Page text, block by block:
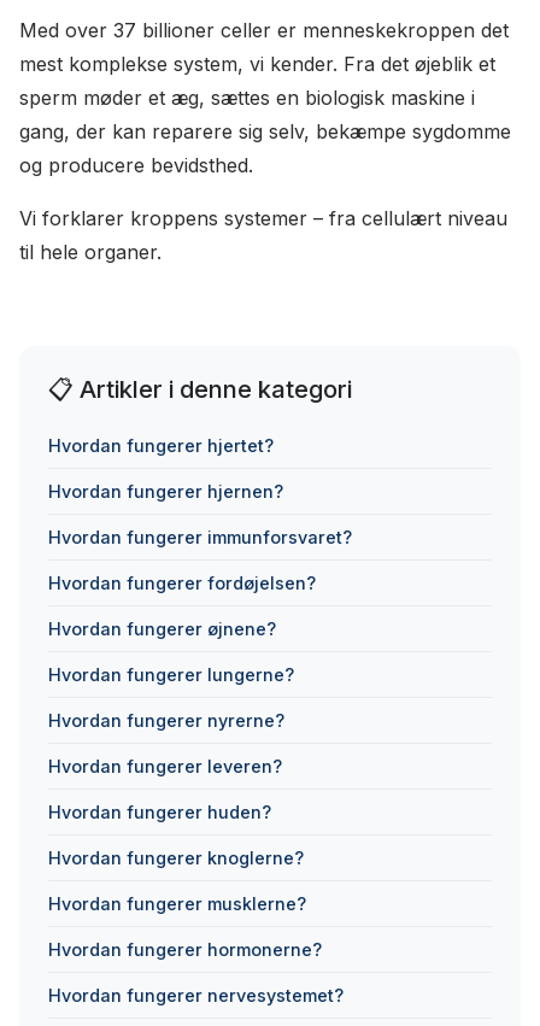
Med over 37 billioner celler er menneskekroppen det
mest komplekse system, vi kender. Fra det øjeblik et
sperm møder et æg, sættes en biologisk maskine i
gang, der kan reparere sig selv, bekæmpe sygdomme
og producere bevidsthed.
Vi forklarer kroppens systemer – fra cellulært niveau
til hele organer.
📋 Artikler i denne kategori
Hvordan fungerer hjertet?
Hvordan fungerer hjernen?
Hvordan fungerer immunforsvaret?
Hvordan fungerer fordøjelsen?
Hvordan fungerer øjnene?
Hvordan fungerer lungerne?
Hvordan fungerer nyrerne?
Hvordan fungerer leveren?
Hvordan fungerer huden?
Hvordan fungerer knoglerne?
Hvordan fungerer musklerne?
Hvordan fungerer hormonerne?
Hvordan fungerer nervesystemet?